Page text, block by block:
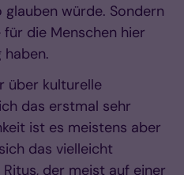
würde. Sondern
die Menschen hier
über kulturelle
das erstmal sehr
ist es meistens aber
das vielleicht
der meist auf einer